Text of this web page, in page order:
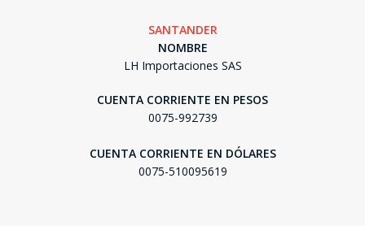
SANTANDER
NOMBRE
LH Importaciones SAS
CUENTA CORRIENTE EN PESOS
0075-992739
CUENTA CORRIENTE EN DÓLARES
0075-510095619